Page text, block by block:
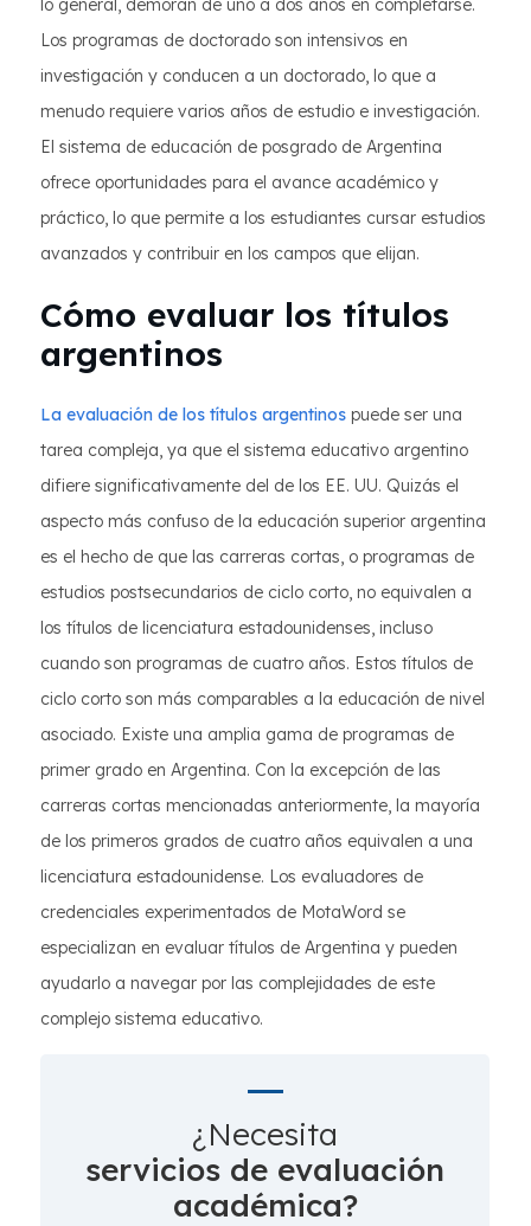
lo general, demoran de uno a dos años en completarse.
Los programas de doctorado son intensivos en
investigación y conducen a un doctorado, lo que a
menudo requiere varios años de estudio e investigación.
El sistema de educación de posgrado de Argentina
ofrece oportunidades para el avance académico y
práctico, lo que permite a los estudiantes cursar estudios
avanzados y contribuir en los campos que elijan.
Cómo evaluar los títulos
argentinos
La evaluación de los títulos argentinos puede ser una
tarea compleja, ya que el sistema educativo argentino
difiere significativamente del de los EE. UU. Quizás el
aspecto más confuso de la educación superior argentina
es el hecho de que las carreras cortas, o programas de
estudios postsecundarios de ciclo corto, no equivalen a
los títulos de licenciatura estadounidenses, incluso
cuando son programas de cuatro años. Estos títulos de
ciclo corto son más comparables a la educación de nivel
asociado. Existe una amplia gama de programas de
primer grado en Argentina. Con la excepción de las
carreras cortas mencionadas anteriormente, la mayoría
de los primeros grados de cuatro años equivalen a una
licenciatura estadounidense. Los evaluadores de
credenciales experimentados de MotaWord se
especializan en evaluar títulos de Argentina y pueden
ayudarlo a navegar por las complejidades de este
complejo sistema educativo.
¿Necesita
servicios de evaluación
académica?